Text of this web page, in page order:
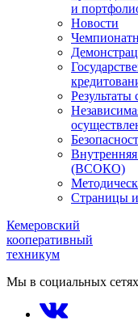
и
Новости
Внутренняя
(ВСОКО)
Страницы
Кемеровский
кооперативный
техникум
Мы в социальных